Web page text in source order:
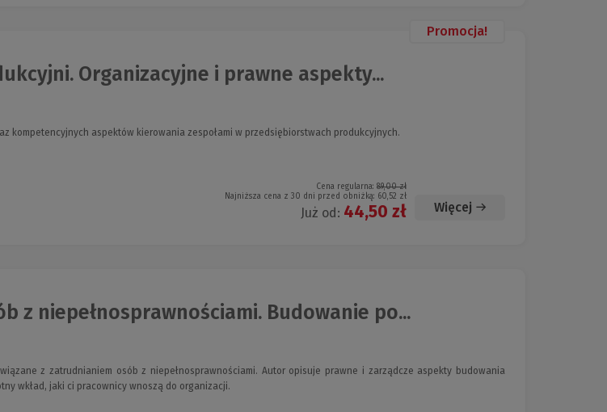
Promocja!
Organizacyjne i prawne aspekty...
kompetencyjnych aspektów kierowania zespołami w przedsiębiorstwach produkcyjnych.
Cena regularna: 89,00 zł
Najniższa cena z 30 dni przed obniżką: 60,52 zł
Już od: 44,50 zł Więcej
z niepełnosprawnościami. Budowanie po...
z zatrudnianiem osób z niepełnosprawnościami. Autor opisuje prawne i zarządcze aspekty budowania
wkład, jaki ci pracownicy wnoszą do organizacji.